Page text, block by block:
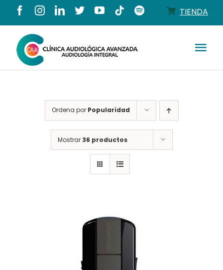
Saltar
contenido
TIENDA
ProductosOrdena por Popularidad
Mostrar 36 productos